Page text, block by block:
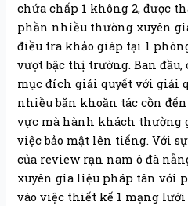
chứa chấp 1 không 2, được
phần nhiều thường xuyên
điều tra khảo giáp tại 1
vượt bậc thị trường. Ban
mục đích giải quyết với giải
nhiều băn khoăn tác cồn
vực mà hành khách thường
việc bảo mật lên tiếng. Với
của review rạn nam ô đà
xuyên gia liệu pháp tân với
vào việc thiết kế 1 mạng